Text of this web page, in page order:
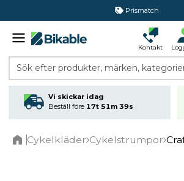
Prismatch
Kontakt
Sök efter produkter, märken,
Vi skickar idag
Beställ före 17t 51m 39s
Cykelkläder Cykelstrumpor